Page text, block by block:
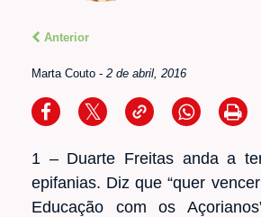
Anterior
Marta Couto - 2 de abril, 2016
1 – Duarte Freitas anda a
epifanias. Diz que “quer
Educação com os